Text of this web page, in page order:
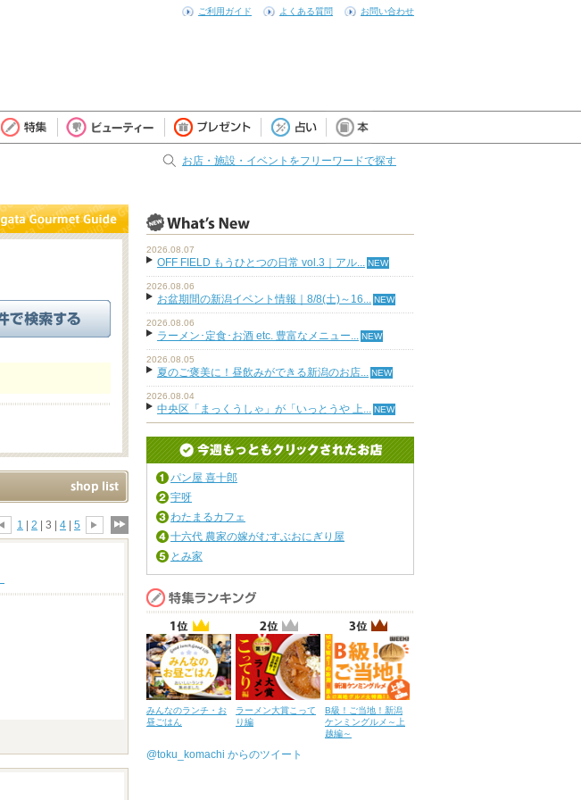
ご利用ガイド よくある質問 お問い合わせ
お店・施設・イベントをフリーワードで探す
1 2 | 3 | 4 5
2026.08.07
OFF FIELD もうひとつの日常 vol.3｜アル...
2026.08.06
お盆期間の新潟イベント情報｜8/8(土)～16...
2026.08.06
ラーメン･定食･お酒 etc. 豊富なメニュー...
2026.08.05
夏のご褒美に！昼飲みができる新潟のお店...
2026.08.04
中央区「まっくうしゃ」が「いっとうや 上...
パン屋 喜十郎
宇呀
わたまるカフェ
十六代 農家の嫁がむすぶおにぎり屋
とみ家
みんなのランチ・お
昼ごはん
ラーメン大賞こって
り編
B級！ご当地！新潟
ケンミングルメ～上
越編～
@toku_komachi からのツイート